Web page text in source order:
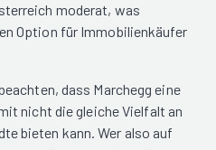
moderat, was
Option für Immobilienkäufer
dass Marchegg eine
nicht die gleiche Vielfalt an
bieten kann. Wer also auf